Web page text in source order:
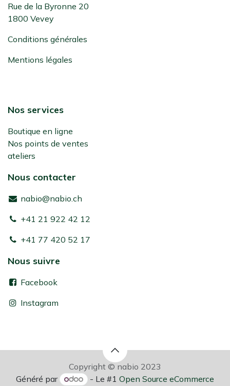
Rue de la Byronne 20
1800 Vevey
Conditions générales
Mentions légales
Nos services
Boutique en ligne
Nos points de ventes
ateliers
Nous contacter
nabio@nabio.ch
+41 21 922 42 12
+41 77 420 52 17
Nous suivre
Facebook
Instagram
Copyright © nabio 2023
Généré par
- Le #1 Open Source eCommerce